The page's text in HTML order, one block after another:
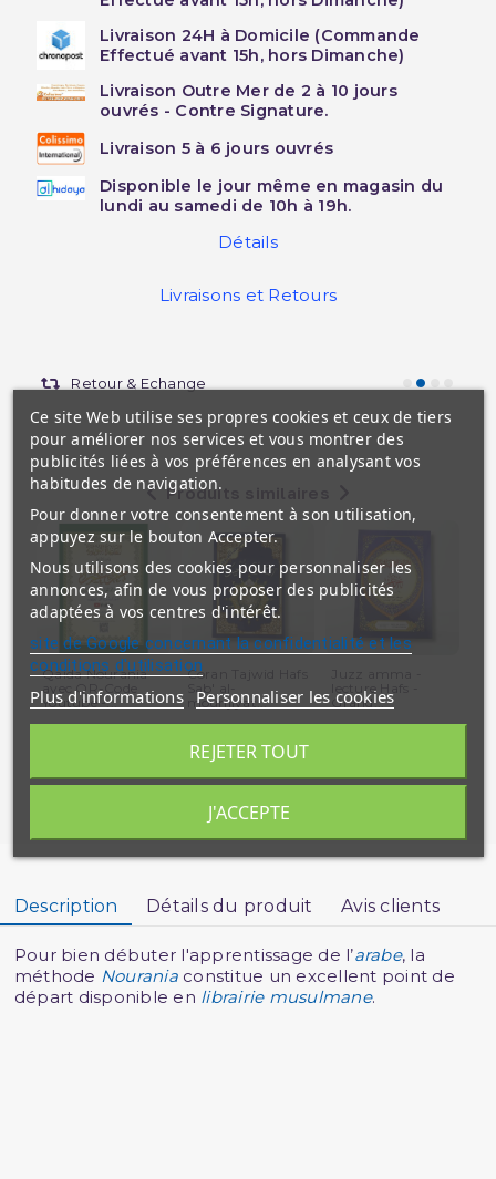
Livraison 24H à Domicile (Commande
Effectué avant 15h, hors Dimanche)
Livraison Outre Mer de 2 à 10 jours
ouvrés - Contre Signature.
Livraison 5 à 6 jours ouvrés
Disponible le jour même en magasin du
lundi au samedi de 10h à 19h.
Détails
Livraisons et Retours
Retour & Echange
Produits similaires
Qaida Nourania
avec QR-Code
Youtube -...
Coran Tajwid Hafs
Sab' al-
mounjiyat...
lecture Hafs -
Grand...
Description Détails du produit Avis clients
Pour bien débuter l'apprentissage de l’arabe, la
méthode Nouraniaconstitue un excellent point de
départ disponible en librairie musulmane.
Ce site Web utilise ses propres cookies et ceux de tiers
pour améliorer nos services et vous montrer des
publicités liées à vos préférences en analysant vos
habitudes de navigation.
Pour donner votre consentement à son utilisation,
appuyez sur le bouton Accepter.
Nous utilisons des cookies pour personnaliser les
annonces, afin de vous proposer des publicités
adaptées à vos centres d'intérêt.
site de Google concernant la confidentialité et les
conditions d'utilisation
Plus d'informations Personnaliser les cookies
REJETER TOUT
J'ACCEPTE